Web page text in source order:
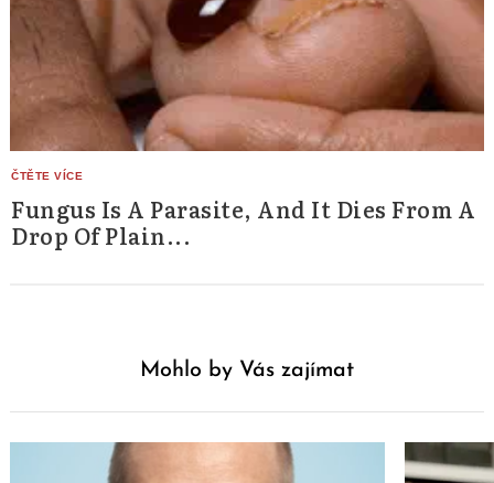
Fungus Is A Parasite, And It Dies From A
Drop Of Plain...
Mohlo by Vás zajímat